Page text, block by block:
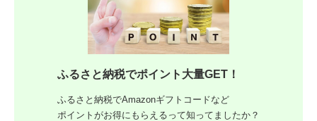
ふるさと納税でポイント大量GET！
ふるさと納税でAmazonギフトコードなど
ポイントがお得にもらえるって知ってましたか？